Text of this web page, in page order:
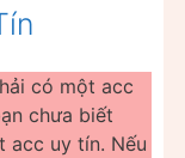
có một acc
chưa biết
acc uy tín. Nếu